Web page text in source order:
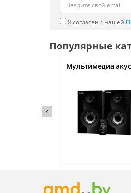
Я согласен с нашей
Популярные
Мультимедиа